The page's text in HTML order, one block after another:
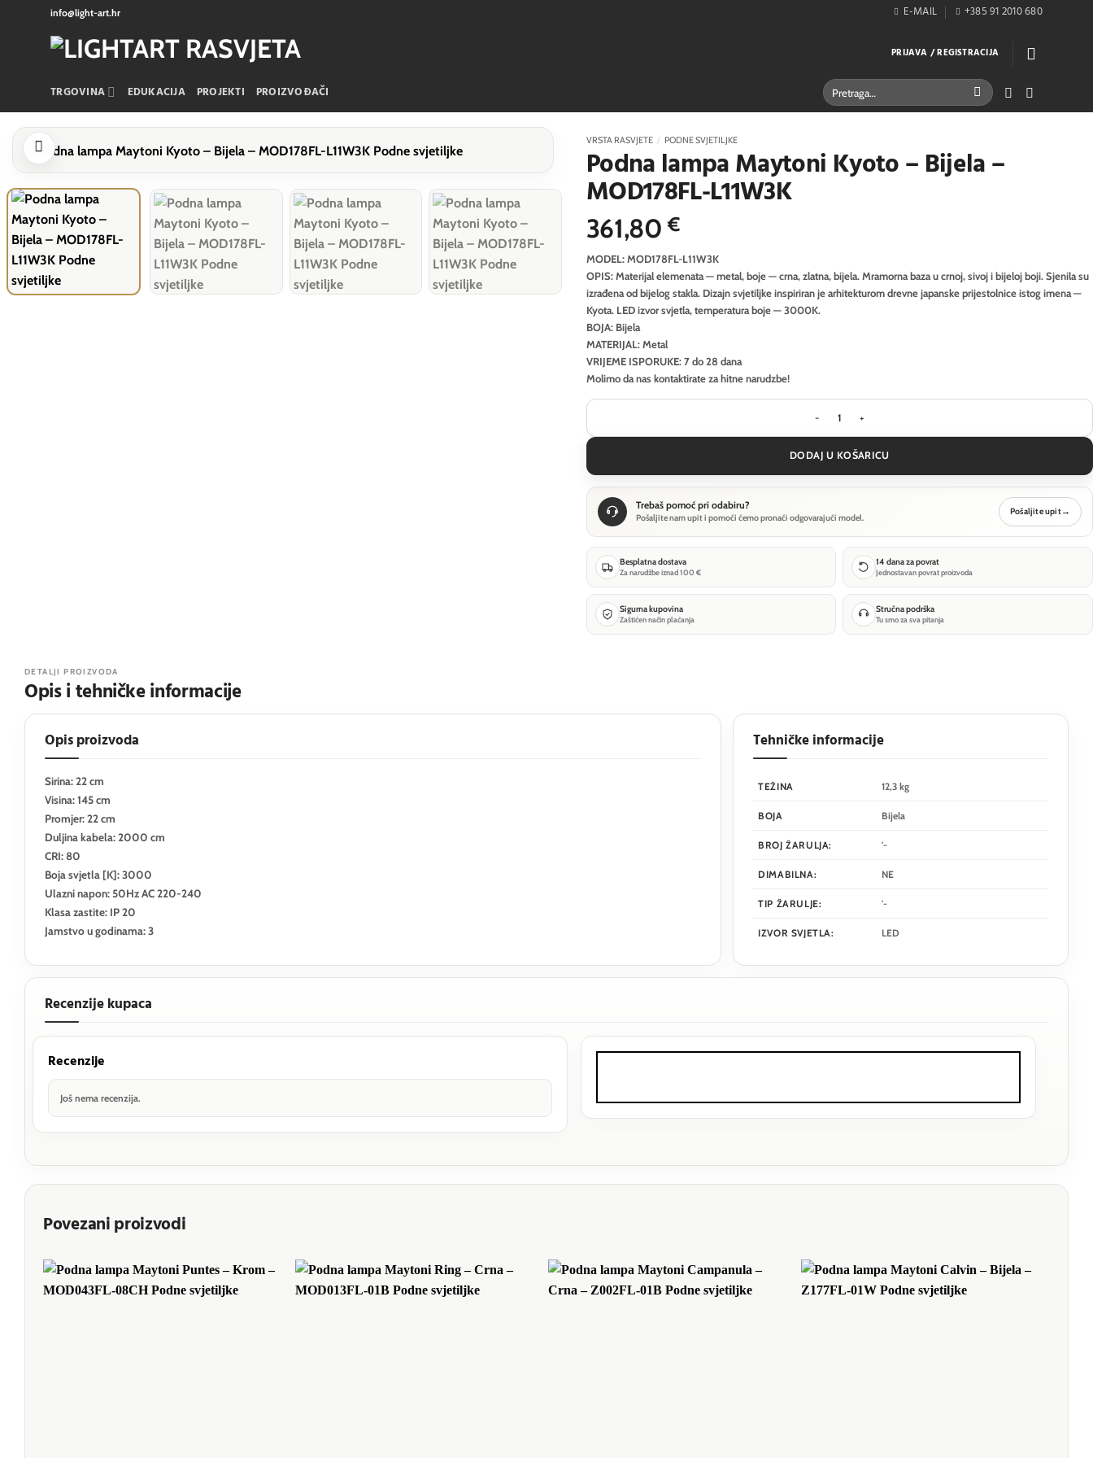
info@light-art.hr E-MAIL +385 91 2010 680
PRIJAVA / REGISTRACIJA
TRGOVINA EDUKACIJA PROJEKTI PROIZVOĐAČI Pretraži:
VRSTA RASVJETE / PODNE SVJETILJKE
Podna lampa Maytoni Kyoto – Bijela –
MOD178FL-L11W3K
361,80€
MODEL: MOD178FL-L11W3K
OPIS: Materijal elemenata — metal, boje — crna, zlatna, bijela. Mramorna baza u crnoj, sivoj i bijeloj boji. Sjenila su
izrađena od bijelog stakla. Dizajn svjetiljke inspiriran je arhitekturom drevne japanske prijestolnice istog imena —
Kyota. LED izvor svjetla, temperatura boje — 3000K.
BOJA: Bijela
MATERIJAL: Metal
VRIJEME ISPORUKE: 7 do 28 dana
Molimo da nas kontaktirate za hitne narudzbe!
Podna lampa Maytoni Kyoto - Bijela - MOD178FL-
DODAJ U KOŠARICU
Trebaš pomoć pri odabiru?
Pošaljite nam upit i pomoći ćemo pronaći odgovarajući model.
Pošaljite upit→
Besplatna dostava
Za narudžbe iznad 100 €
14 dana za povrat
Jednostavan povrat proizvoda
Sigurna kupovina
Zaštićen način plaćanja
Stručna podrška
Tu smo za sva pitanja
DETALJI PROIZVODA
Opis i tehničke informacije
Opis proizvoda
Sirina: 22 cm
Visina: 145 cm
Promjer: 22 cm
Duljina kabela: 2000 cm
CRI: 80
Boja svjetla [K]: 3000
Ulazni napon: 50Hz AC 220-240
Klasa zastite: IP 20
Jamstvo u godinama: 3
Tehničke informacije
TEŽINA 12,3 kg
BOJA Bijela
BROJ ŽARULJA: '-
DIMABILNA: NE
TIP ŽARULJE: '-
IZVOR SVJETLA: LED
Recenzije kupaca
Recenzije
Još nema recenzija.
Povezani proizvodi